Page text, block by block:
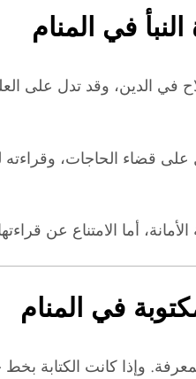
في المنام
في الدين، وقد تدل على
قضاء الحاجات، وقراءته
أما الامتناع عن
في المنام
وإذا كانت الكتابة